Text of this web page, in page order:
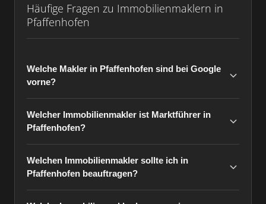
Häufige Fragen zu Immobilienmaklern in
Pfaffenhofen
Welche Makler in Pfaffenhofen sind bei Google
vorne?
Welcher Immobilienmakler ist Marktführer in
Pfaffenhofen?
Welchen Immobilienmakler sollte ich in
Pfaffenhofen beauftragen?